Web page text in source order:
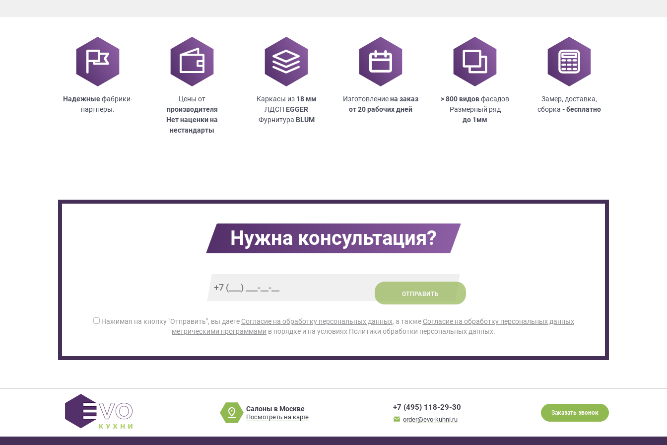
Надежныефабрики-
партнеры.
Цены от
производителя
Нет наценки на
нестандарты
Каркасы из 18мм
ЛДСП EGGER
Фурнитура BLUM
Изготовлениена заказ
от 20 рабочих дней
> 800 видовфасадов
Размерный ряд
до 1мм
Замер, доставка,
сборка - бесплатно
Нужна консультация?
ОТПРАВИТЬ
Нажимая на кнопку "Отправить", вы даете Согласие на обработку персональных данных, а также Согласие на обработку персональных данных
метрическими программами в порядке и на условиях Политики обработки персональных данных.
Салоны в Москве
Посмотреть на карте
+7 (495) 118-29-30
order@evo-kuhni.ru
Заказать звонок